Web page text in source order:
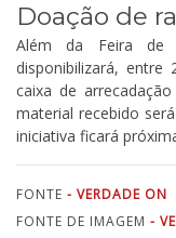
Doação de
Além da Feira de
disponibilizará,
caixa de
material recebido
iniciativa ficará
FONTE - VERDADE ON
FONTE DE IMAGEM -